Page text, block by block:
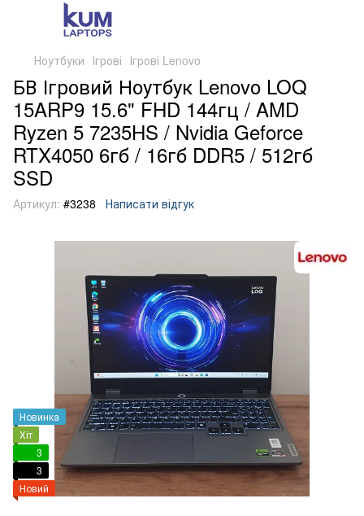
Ноутбуки Ігрові Ігрові Lenovo
БВ Ігровий Ноутбук Lenovo LOQ
15ARP9 15.6" FHD 144гц / AMD
Ryzen 5 7235HS / Nvidia Geforce
RTX4050 6гб / 16гб DDR5 / 512гб
SSD
Артикул: #3238 Написати відгук
Новинка
Хіт
3
3
Новий